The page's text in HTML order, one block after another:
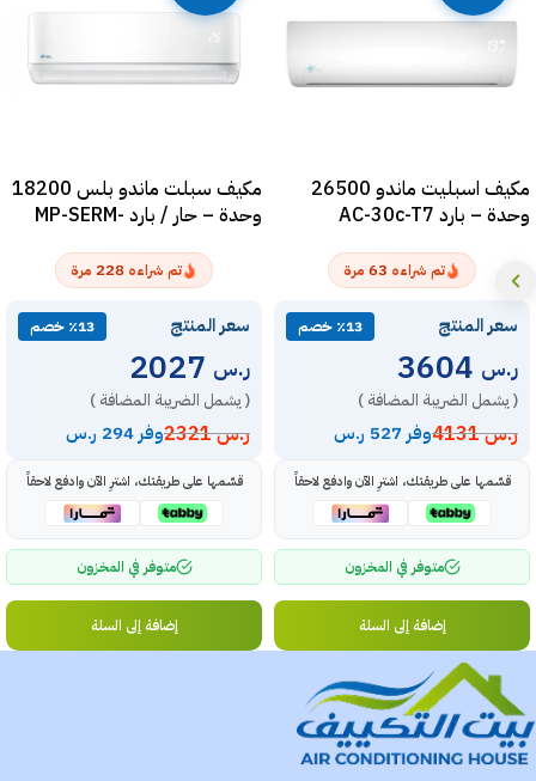
مكيف اسبليت ماندو 26500
وحدة – بارد AC-30c-T7
تم شراءه 63 مرة
سعر المنتج ٪13 خصم
ر.س
( يشمل الضريبة المضافة )
ر.س4131 وفر 527 ر.س
قسّمها على طريقتك، اشترِ الآن وادفع لاحقاً
متوفر في المخزون
إضافة إلى السلة
مكيف سبلت ماندو بلس 18200
وحدة – حار / بارد MP-SERM-
تم شراءه 228 مرة
سعر المنتج ٪13 خصم
ر.س
( يشمل الضريبة المضافة )
ر.س2321 وفر 294 ر.س
قسّمها على طريقتك، اشترِ الآن وادفع لاحقاً
متوفر في المخزون
إضافة إلى السلة